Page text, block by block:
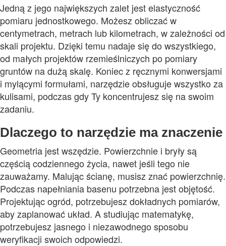
Jedną z jego największych zalet jest elastyczność
pomiaru jednostkowego. Możesz obliczać w
centymetrach, metrach lub kilometrach, w zależności od
skali projektu. Dzięki temu nadaje się do wszystkiego,
od małych projektów rzemieślniczych po pomiary
gruntów na dużą skalę. Koniec z ręcznymi konwersjami
i mylącymi formułami, narzędzie obsługuje wszystko za
kulisami, podczas gdy Ty koncentrujesz się na swoim
zadaniu.
Dlaczego to narzędzie ma znaczenie
Geometria jest wszędzie. Powierzchnie i bryły są
częścią codziennego życia, nawet jeśli tego nie
zauważamy. Malując ścianę, musisz znać powierzchnię.
Podczas napełniania basenu potrzebna jest objętość.
Projektując ogród, potrzebujesz dokładnych pomiarów,
aby zaplanować układ. A studiując matematykę,
potrzebujesz jasnego i niezawodnego sposobu
weryfikacji swoich odpowiedzi.